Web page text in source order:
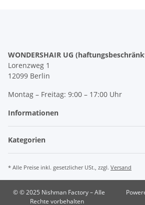
WONDERSHAIR UG
Lorenzweg 1
12099 Berlin
Montag – Freitag: 9:00 – 17:00 Uhr
Informationen
Kategorien
* Alle Preise inkl. gesetzlicher USt., zzgl. Versand
© © 2025 Nishman Factory – Alle
Rechte vorbehalten